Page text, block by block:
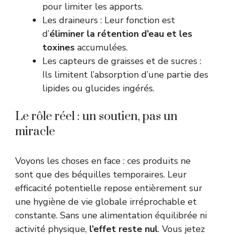
pour limiter les apports.
Les draineurs : Leur fonction est
d’éliminer la rétention d’eau et les
toxines accumulées.
Les capteurs de graisses et de sucres :
Ils limitent l’absorption d’une partie des
lipides ou glucides ingérés.
Le rôle réel : un soutien, pas un
miracle
Voyons les choses en face : ces produits ne
sont que des béquilles temporaires. Leur
efficacité potentielle repose entièrement sur
une hygiène de vie globale irréprochable et
constante. Sans une alimentation équilibrée ni
activité physique, l’effet reste nul. Vous jetez